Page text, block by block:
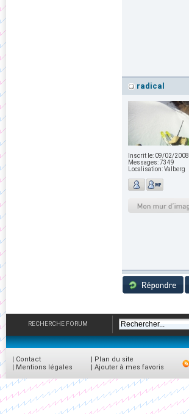
radical
Inscrit le: 09/02/2008
Messages:7349
Localisation:Valberg
RECHERCHE FORUM
| Contact
| Mentions légales
| Plan du site
| Ajouter à mes favoris